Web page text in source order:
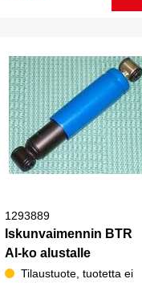
1293889
Iskunvaimennin BTR
Al-ko alustalle
Tilaustuote, tuotetta ei